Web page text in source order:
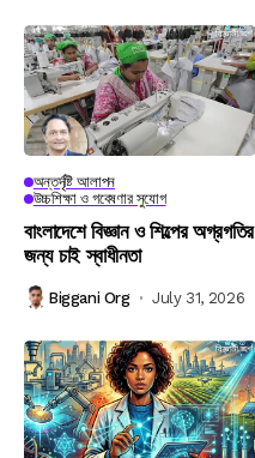
অন্তর্দৃষ্টি আলাপন
উচ্চশিক্ষা ও গবেষণার সুযোগ
বাংলাদেশে বিজ্ঞান ও শিল্পের অগ্রগতির
জন্য চাই স্বাধীনতা
Biggani Org July 31, 2026